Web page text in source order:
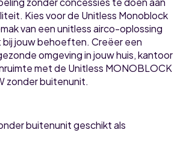
Kies voor de Unitless Monoblock
van een unitless airco-oplossing
jouw behoeften. Creëer een
omgeving in jouw huis, kantoor
met de Unitless MONOBLOCK
zonder buitenunit.
buitenunit geschikt als